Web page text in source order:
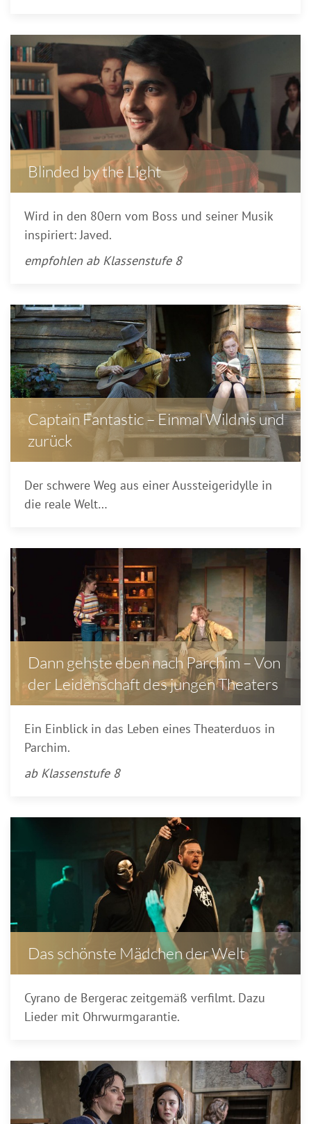
Blinded by the Light
Wird in den 80ern vom Boss und seiner Musik
inspiriert: Javed.
empfohlen ab Klassenstufe 8
Captain Fantastic – Einmal Wildnis und
zurück
Der schwere Weg aus einer Aussteigeridylle in
die reale Welt…
Dann gehste eben nach Parchim – Von
der Leidenschaft des jungen Theaters
Ein Einblick in das Leben eines Theaterduos in
Parchim.
ab Klassenstufe 8
Das schönste Mädchen der Welt
Cyrano de Bergerac zeitgemäß verfilmt. Dazu
Lieder mit Ohrwurmgarantie.